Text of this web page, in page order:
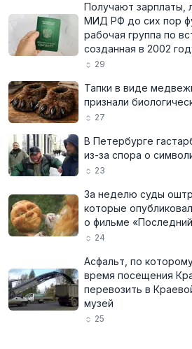
Получают зарплаты,
МИД РФ до сих пор
рабочая группа по
созданная в 2002
29
Тапки в виде
признали
27
В Петербурге
из-за спора о
23
За неделю суды
которые
о фильме
24
Асфальт, по
время посещения
перевозить в
музей
25